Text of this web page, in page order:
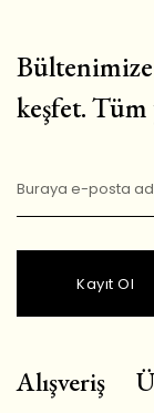
keşfet.
Kayıt Ol
Alışveriş